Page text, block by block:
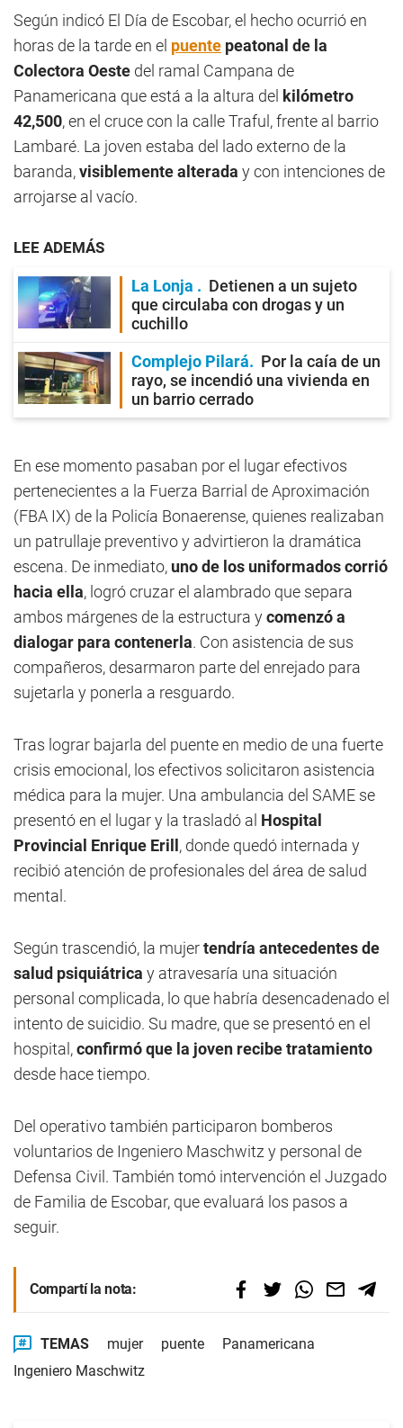
Según indicó El Día de Escobar, el hecho ocurrió en
horas de la tarde en el puente peatonal de la
Colectora Oeste del ramal Campana de
Panamericana que está a la altura del kilómetro
42,500, en el cruce con la calle Traful, frente al barrio
Lambaré. La joven estaba del lado externo de la
baranda,visiblemente alterada y con intenciones de
arrojarse al vacío.
LEE ADEMÁS
La Lonja
Detienen a un sujeto
que circulaba con drogas y un
cuchillo
Complejo Pilará
Por la caía de un
rayo, se incendió una vivienda en
un barrio cerrado
En ese momento pasaban por el lugar efectivos
pertenecientes a la Fuerza Barrial de Aproximación
(FBA IX) de la Policía Bonaerense, quienes realizaban
un patrullaje preventivo y advirtieron la dramática
escena. De inmediato, uno de los uniformados corrió
hacia ella, logró cruzar el alambrado que separa
ambos márgenes de la estructura ycomenzó a
dialogar para contenerla. Con asistencia de sus
compañeros, desarmaron parte del enrejado para
sujetarla y ponerla a resguardo.
Tras lograr bajarla del puente en medio de una fuerte
crisis emocional, los efectivos solicitaron asistencia
médica para la mujer. Una ambulancia del SAME se
presentó en el lugar y la trasladó al Hospital
Provincial Enrique Erill , donde quedó internada y
recibió atención de profesionales del área de salud
mental.
Según trascendió, la mujertendría antecedentes de
salud psiquiátrica y atravesaría una situación
personal complicada, lo que habría desencadenado el
intento de suicidio. Su madre, que se presentó en el
hospital,confirmó que la joven recibe tratamiento
desde hace tiempo.
Del operativo también participaron bomberos
voluntarios de Ingeniero Maschwitz y personal de
Defensa Civil. También tomó intervención el Juzgado
de Familia de Escobar, que evaluará los pasos a
seguir.
Compartí la nota:
TEMAS mujer puente
Panamericana
Ingeniero Maschwitz